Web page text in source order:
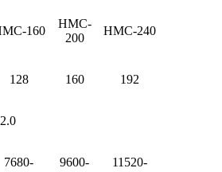
160
HMC-
200
HMC-240
128 160 192
7680-
9600-
11520-